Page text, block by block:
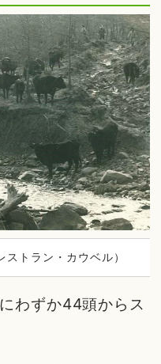
トラン・カウベル）
わずか44頭からス